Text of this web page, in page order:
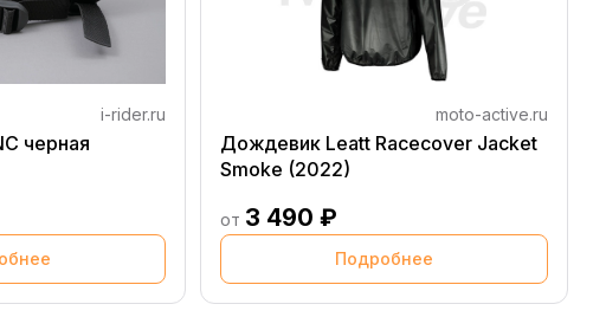
i-rider.ru
черная
moto-active.ru
Дождевик Leatt Racecover Jacket
Smoke (2022)
от 3 490 ₽
Подробнее